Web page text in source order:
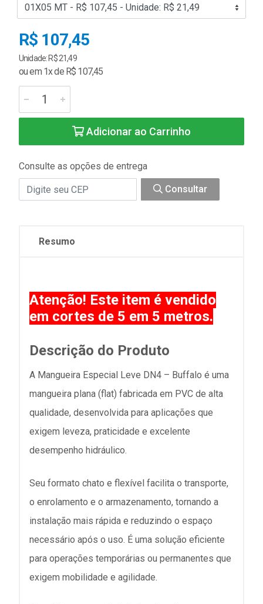
R$ 107,45
Unidade: R$ 21,49
ou em 1x de R$ 107,45
Adicionar ao Carrinho
Consulte as opções de entrega
Consultar
Resumo
Atenção! Este item é vendido
em cortes de 5 em 5 metros.
Descrição do Produto
A Mangueira Especial Leve DN4 – Buffalo é uma
mangueira plana (flat) fabricada em PVC de alta
qualidade, desenvolvida para aplicações que
exigem leveza, praticidade e excelente
desempenho hidráulico.
Seu formato chato e flexível facilita o transporte,
o enrolamento e o armazenamento, tornando a
instalação mais rápida e reduzindo o espaço
necessário após o uso. É uma solução eficiente
para operações temporárias ou permanentes que
exigem mobilidade e agilidade.